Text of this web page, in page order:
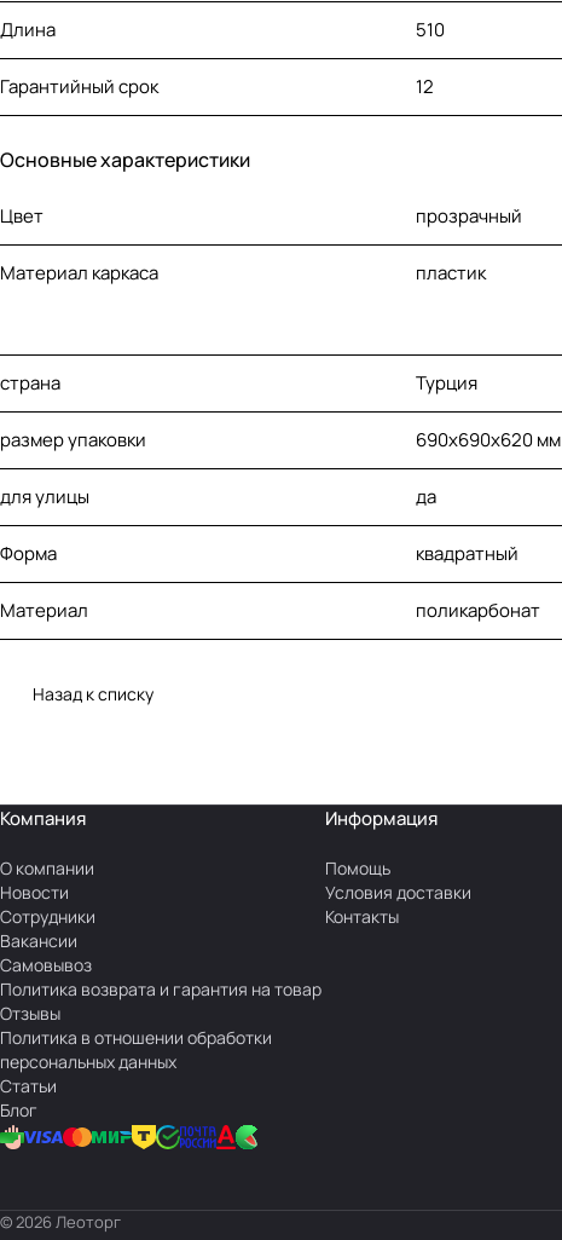
Длина 510
Гарантийный срок 12
Основные характеристики
Цвет прозрачный
Материал каркаса пластик
страна Турция
размер упаковки 690х690х620 мм
для улицы да
Форма квадратный
Материал поликарбонат
Назад к списку
Компания
О компании
Новости
Сотрудники
Вакансии
Самовывоз
Политика возврата и гарантия на товар
Отзывы
Политика в отношении обработки
персональных данных
Статьи
Блог
Информация
Помощь
Условия доставки
Контакты
© 2026 Леоторг